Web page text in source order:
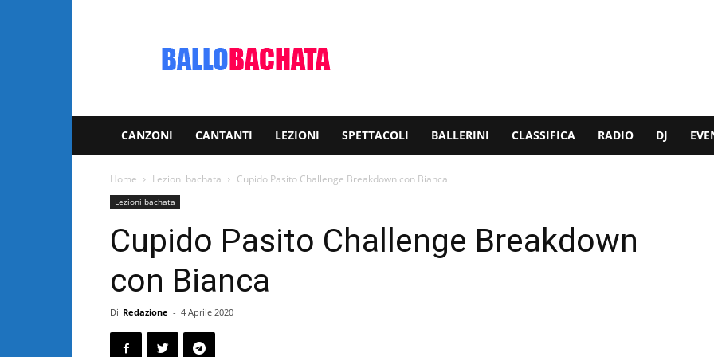
video
CANZONI CANTANTI LEZIONI SPETTACOLI BALLERINI CLASSIFICA RADIO DJ
Home Lezioni bachata Cupido Pasito Challenge Breakdown con Bianca
Lezioni bachata
Cupido Pasito Challenge Breakdown
con Bianca
Di Redazione - 4 Aprile 2020